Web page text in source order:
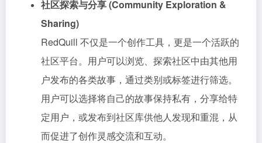
社区探索与分享 (Community Exploration &
Sharing)
RedQuill 不仅是一个创作工具，更是一个活跃的
社区平台。用户可以浏览、探索社区中由其他用
户发布的各类故事，通过类别或标签进行筛选。
用户可以选择将自己的故事保持私有，分享给特
定用户，或发布到社区库供他人发现和重混，从
而促进了创作灵感交流和互动。